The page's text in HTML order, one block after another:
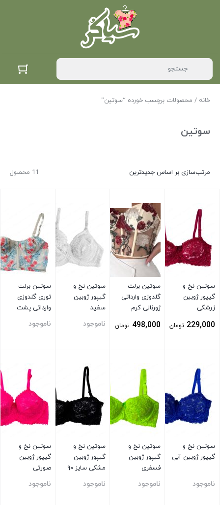
خانه / محصولات برچسب خورده “سوتین”
سوتین
11 محصول مرتب‌سازی بر اساس جدیدترین
سوتین نخ و
گیپور ژوبین
زرشکی
229,000 تومان
سوتین برلت
گلدوزی وارداتی
ژورنالی کرم
498,000 تومان
سوتین نخ و
گیپور ژوبین
سفید
ناموجود
سوتین برلت
توری گلدوزی
وارداتی پشت
ناموجود
سوتین نخ و
گیپور ژوبین آبی
ناموجود
سوتین نخ و
گیپور ژوبین
فسفری
ناموجود
سوتین نخ و
گیپور ژوبین
مشکی سایز ۹۰
ناموجود
سوتین نخ و
گیپور ژوبین
صورتی
ناموجود